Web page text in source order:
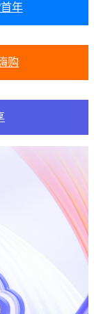
年
购